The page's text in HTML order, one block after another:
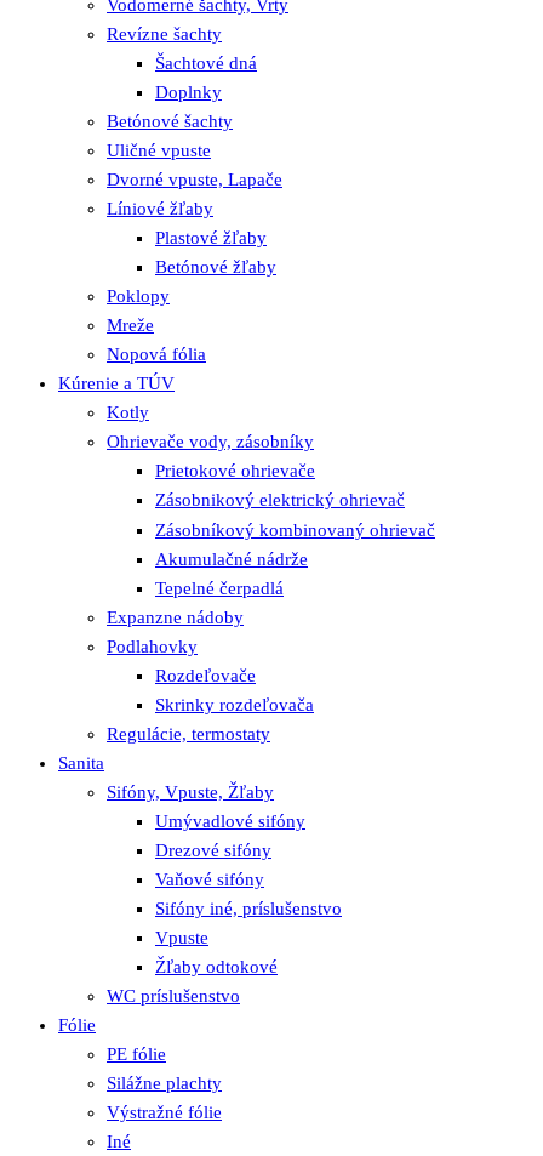
Vodomerné šachty, Vrty
Revízne šachty
Šachtové dná
Doplnky
Betónové šachty
Uličné vpuste
Dvorné vpuste, Lapače
Líniové žľaby
Plastové žľaby
Betónové žľaby
Poklopy
Mreže
Nopová fólia
Kúrenie a TÚV
Kotly
Ohrievače vody, zásobníky
Prietokové ohrievače
Zásobnikový elektrický ohrievač
Zásobníkový kombinovaný ohrievač
Akumulačné nádrže
Tepelné čerpadlá
Expanzne nádoby
Podlahovky
Rozdeľovače
Skrinky rozdeľovača
Regulácie, termostaty
Sanita
Sifóny, Vpuste, Žľaby
Umývadlové sifóny
Drezové sifóny
Vaňové sifóny
Sifóny iné, príslušenstvo
Vpuste
Žľaby odtokové
WC príslušenstvo
Fólie
PE fólie
Silážne plachty
Výstražné fólie
Iné